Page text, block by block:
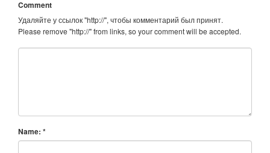
Comment
Удаляйте у ссылок "http://", чтобы комментарий был принят.
Please remove "http://" from links, so your comment will be accepted.
Name: *